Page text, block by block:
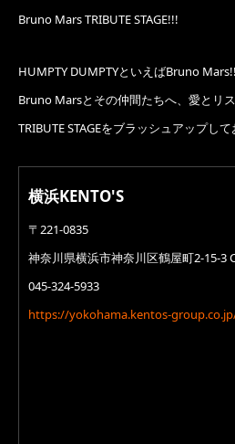
Bruno Mars TRIBUTE STAGE!!!
HUMPTY DUMPTYといえばBruno
Bruno Marsとその仲間たちへ、愛とリ
TRIBUTE STAGEをブラッシュアップし
横浜KENTO'S
〒221-0835
神奈川県横浜市神奈川区鶴屋町2-15-3
045-324-5933
https://yokohama.kentos-